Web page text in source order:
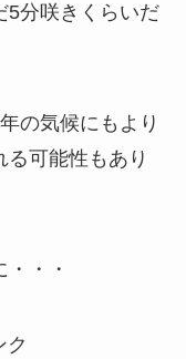
5分咲きくらいだ
の気候にもより
る可能性もあり
・・
ク